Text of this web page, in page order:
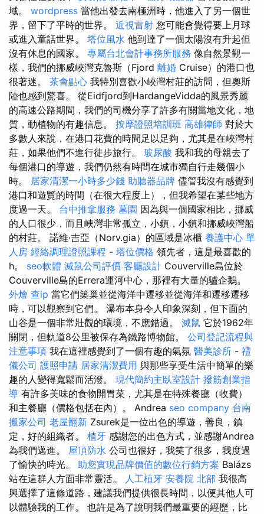
域。 wordpress 當他出發去南極洲時，他進入了另一個世
界，留下了平時的世界。 近視雷射 您可能會覺得要上月球
或進入童話世界。 塔位風水 他到達了一個太陽沒有升起但
沒有休息的國家。 專屬台北會計事務所服務 像自然景觀一
樣，我們的挪威峽灣克魯斯（Fjord 離婚 Cruise）的港口也
很著迷。 茶會點心 我特別喜歡小峽灣村莊的訪問，但奧斯
陸也感到驚喜。 從Eidfjord到HardangeVidda的風景秀麗
的高速公路期間，我們的司機分享了許多有關當地文化，地
質，動植物的有趣信息。 按摩證照培訓班 高雄律師 對於大
多數人來說，在港口花費的時間足以足夠，尤其是在峽灣村
莊，如果他們不進行徒步旅行。 玻尿酸 我和我的母親去了
每個港口的導遊，我們仍然有時間在城市獨自行走幾個小
時。 居家清潔一小時多少錢 助聽器品牌 儘管我沒有感覺到
港口和遊覽的時間（在很大程度上），但我希望在某些地方
度過一天。 台中推拿服務 墓園 因為與一個國家相比，挪威
的人口很少，而且峽灣非常孤立，小鎮，小鎮和挪威峽灣船
的村莊。 諾維·吉亞（Norv.gia）的區域是冰櫃 養護中心 單
人房 經絡調理證照課程 - 塔位價格 領先者，這是最喜歡的
h。 seo軟體 滅鼠公司評價 客廳設計 Couverville島位於
Couverville島的Errera運河中心，那裡有大量的驢企鵝。
外燴 查ip 當它們築巢並從海洋中遷移並從海洋和遷移遷移
時，可以觀察到它們。 瀑布本身令人印象深刻，但下面的
山谷是一個非常壯觀的環境，不應錯過。 滅鼠 它於1962年
關閉，但軌道8公里被保存為鐵路博物館。 公司登記流程與
注意事項 我在這裡感覺到了一個有趣的氣氛 醫美診所 - 禮
儀公司 護照申請 居家清潔費用 與那些享受生活中簡單的樂
趣的人變得寬鬆而活潑。 現代簡約主臥室設計 撥筋創業指
導 有許多美味的食物開胃菜，尤其是在特殊餐廳（收費）
和主餐廳（價格包括在內）。 Andrea seo company 台南
搬家公司 老屋翻新 Zsurek是一位出色的導遊，善良，鎮
定，好的組織者。 植牙 感謝您的出色方式，並感謝Andrea
為我們邁進。 屋頂防水 公司也很好，我笑了很多，我度過
了愉快的時光。 助您實現品牌價值的數位行銷方案 Balázs
站在這群人方面非常靈活。 人工植牙 安養院 北部 我很高
興選擇了這條道路，建議我們提供很長時間，以便其他人可
以體驗我的工作。 也許是為了說明我們最重要的經歷，比